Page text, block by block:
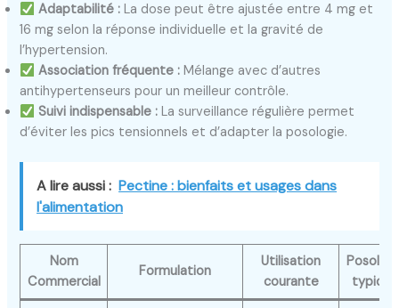
Adaptabilité : La dose peut être ajustée entre 4 mg et
16 mg selon la réponse individuelle et la gravité de
l’hypertension.
Association fréquente : Mélange avec d’autres
antihypertenseurs pour un meilleur contrôle.
Suivi indispensable : La surveillance régulière permet
d’éviter les pics tensionnels et d’adapter la posologie.
A lire aussi : Pectine : bienfaits et usages dans
l'alimentation
Nom
Commercial
Formulation
Utilisation
courante
typique